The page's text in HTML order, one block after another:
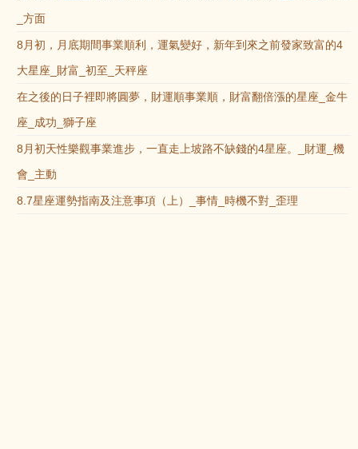
_方面
8月初，月底期間事業順利，運氣變好，新年到來之前發家致富的4
大星座_財富_初至_天秤座
在之後的日子裡即將圓夢，財運順事業順，財富翻倍漲的星座_金牛
座_成功_獅子座
8月初天性樂觀事業進步，一直走上坡路不缺錢的4星座。_財運_機
會_主動
8.7星座運勢指南及注意事項（上）_事情_時機不對_歪理